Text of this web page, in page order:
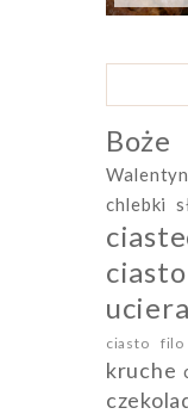
chlebki
ciasto filo
kruche